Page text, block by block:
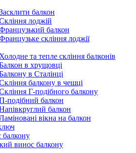
балкон
лоджій
балкон
скління лоджії
Холодне та тепле скління балконів
в хрущовці
в Сталінці
балкону в чешці
Г-подібного балкону
подібний балкон
балкон
вікна на балкон
винос балкону